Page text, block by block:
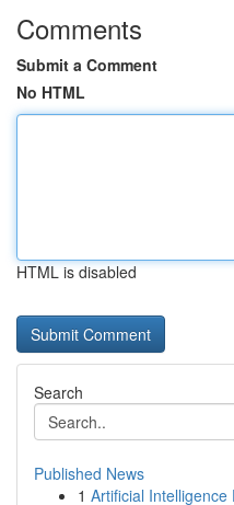
Comments
Submit a Comment
No HTML
HTML is disabled
Search
Published News
1 Artificial